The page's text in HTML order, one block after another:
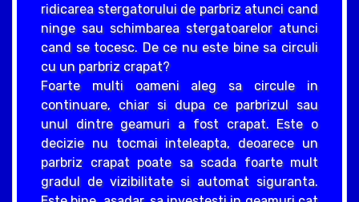
ridicarea stergatorului de parbriz atunci cand
ninge sau schimbarea stergatoarelor atunci
cand se tocesc. De ce nu este bine sa circuli
cu un parbriz crapat?
Foarte multi oameni aleg sa circule in
continuare, chiar si dupa ce parbrizul sau
unul dintre geamuri a fost crapat. Este o
decizie nu tocmai inteleapta, deoarece un
parbriz crapat poate sa scada foarte mult
gradul de vizibilitate si automat siguranta.